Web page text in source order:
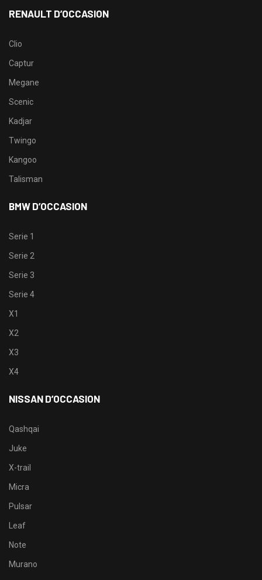
RENAULT D’OCCASION
Clio
Captur
Megane
Scenic
Kadjar
Twingo
Kangoo
Talisman
BMW D’OCCASION
Serie 1
Serie 2
Serie 3
Serie 4
X1
X2
X3
X4
NISSAN D’OCCASION
Qashqai
Juke
X-trail
Micra
Pulsar
Leaf
Note
Murano